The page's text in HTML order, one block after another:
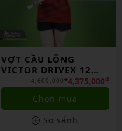
VỢT CẦU LÔNG
VICTOR DRIVEX 12
ZSW/J TÍM CHÍNH
HÃNG
4,375,000₫
4,600,000₫
Chọn mua
So sánh